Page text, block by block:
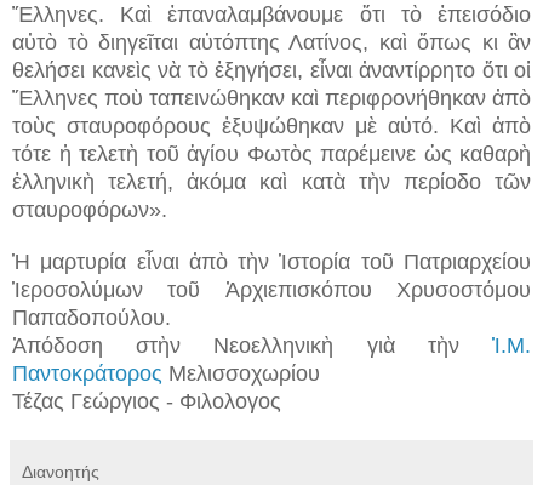
Ἕλληνες. Καὶ ἐπαναλαμβάνουμε ὅτι τὸ ἐπεισόδιο
αὐτὸ τὸ διηγεῖται αὐτόπτης Λατίνος, καὶ ὅπως κι ἂν
θελήσει κανεὶς νὰ τὸ ἐξηγήσει, εἶναι ἀναντίρρητο ὅτι οἱ
Ἕλληνες ποὺ ταπεινώθηκαν καὶ περιφρονήθηκαν ἀπὸ
τοὺς σταυροφόρους ἐξυψώθηκαν μὲ αὐτό. Καὶ ἀπὸ
τότε ἡ τελετὴ τοῦ ἁγίου Φωτὸς παρέμεινε ὡς καθαρὴ
ἑλληνικὴ τελετή, ἀκόμα καὶ κατὰ τὴν περίοδο τῶν
σταυροφόρων».
Ἡ μαρτυρία εἶναι ἀπὸ τὴν Ἱστορία τοῦ Πατριαρχείου
Ἱεροσολύμων τοῦ Ἀρχιεπισκόπου Χρυσοστόμου
Παπαδοπούλου.
Ἀπόδοση στὴν Νεοελληνικὴ γιὰ τὴν Ἱ.Μ.
Παντοκράτορος Μελισσοχωρίου
Τέζας Γεώργιος - Φιλολογος
Διανοητής